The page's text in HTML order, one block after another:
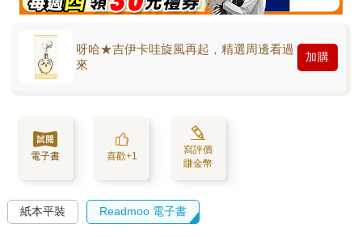
呀哈★吉伊卡哇旋風再起，精選周邊看過
來
加購
電子書 喜歡+1
寫評價
賺金幣
紙本平裝 Readmoo 電子書